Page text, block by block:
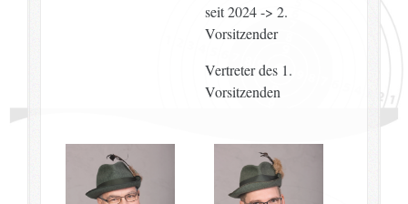
seit 2024 -> 2.
Vorsitzender
Vertreter des 1.
Vorsitzenden